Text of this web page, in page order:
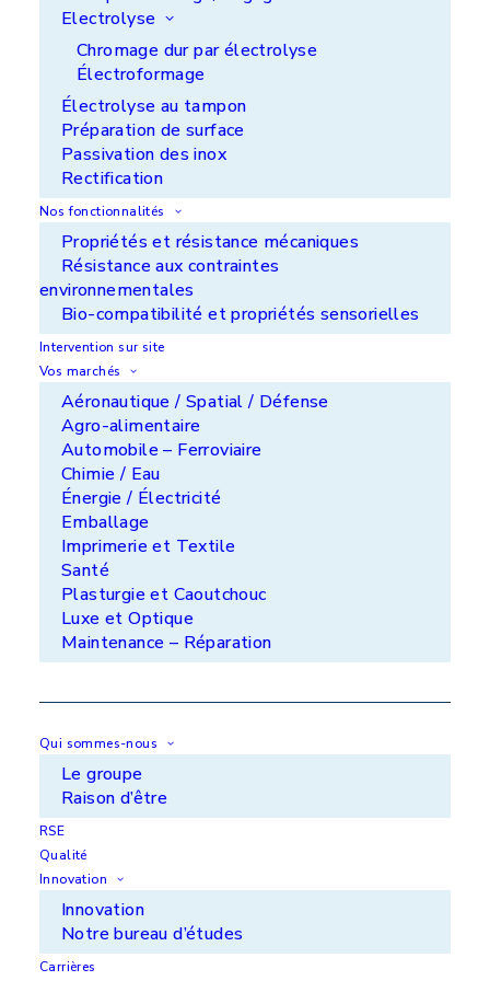
Electrolyse
Chromage dur par électrolyse
Électroformage
Électrolyse au tampon
Préparation de surface
Passivation des inox
Rectification
Nos fonctionnalités
Propriétés et résistance mécaniques
Résistance aux contraintes
environnementales
Bio-compatibilité et propriétés sensorielles
Intervention sur site
Vos marchés
Aéronautique / Spatial / Défense
Agro-alimentaire
Automobile – Ferroviaire
Chimie / Eau
Énergie / Électricité
Emballage
Imprimerie et Textile
Santé
Plasturgie et Caoutchouc
Luxe et Optique
Maintenance – Réparation
Qui sommes-nous
Le groupe
Raison d’être
RSE
Qualité
Innovation
Innovation
Notre bureau d’études
Carrières
Un environnement de travail pensé pour le bien-
être de notre équipe et la performance collective
APS Ile de France - ZI de Noisiel - 77186
Noisiel
+33 (0)1 60 37 50 00
APS Aquitaine - ZA du Luget - 33290 Le Pian
Medoc
+33 (0)5 56 70 24 14
METRASUR SAS - ZI de l'Aiguille - 46100
Figeac
+33 (0)5 65 34 46 29
Lorilleux SAS - Domaine de la Pommeraie -
28170 Maillebois
+33 (0)2 37 48 19 19
Vos marchés
Qui sommes-nous ?
Actualités
Carrières
Lundi - vendredi : 9h - 17h
Suivez-nous sur